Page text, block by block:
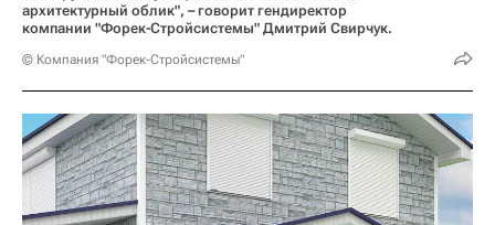
архитектурный облик", – говорит гендиректор
компании "Форек-Стройсистемы" Дмитрий Свирчук.
© Компания "Форек-Стройсистемы"